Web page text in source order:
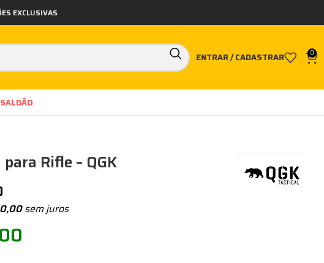
EXCLUSIVAS
ENTRAR / CADASTRAR 0
SALDÃO
Rifle – QGK
sem juros